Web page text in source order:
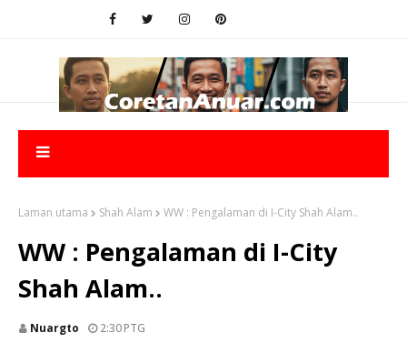
Laman utama Shah Alam WW : Pengalaman di I-City Shah Alam..
WW : Pengalaman di I-City
Shah Alam..
Nuargto 2:30 PTG